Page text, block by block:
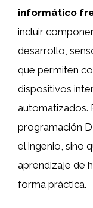
informático
incluir
desarrollo,
que permiten
dispositivos
automatizados.
programación
el ingenio, sino
aprendizaje de
forma práctica.